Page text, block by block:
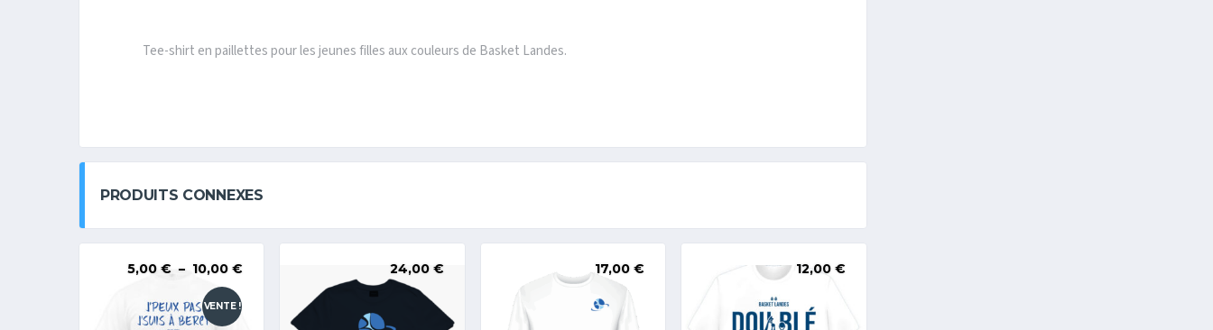
Tee-shirt en paillettes pour les jeunes filles aux couleurs de Basket Landes.
PRODUITS CONNEXES
VENTE !
5,00€ – 10,00€Plage
24,00 € 17,00€ 12,00 €